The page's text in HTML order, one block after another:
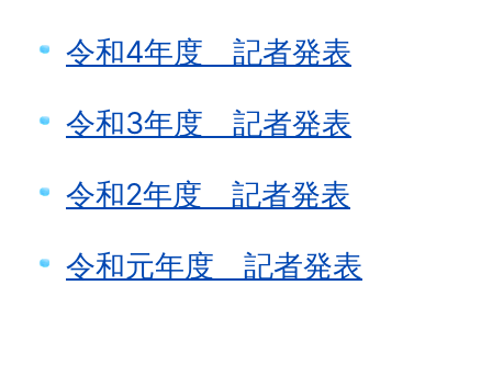
令和4年度 記者発表
令和3年度 記者発表
令和2年度 記者発表
令和元年度 記者発表